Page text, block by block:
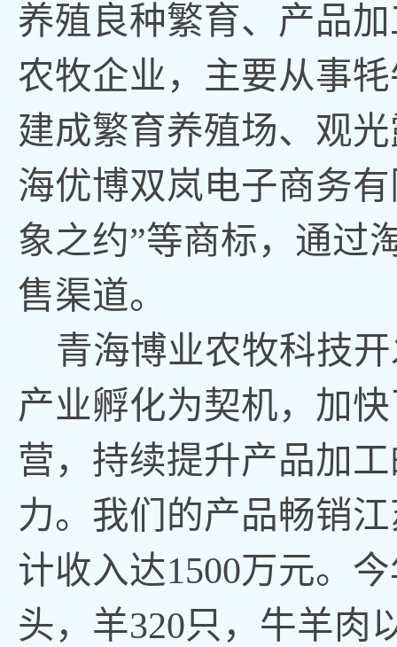
养殖良种繁育、产品
农牧企业，主要从事
建成繁育养殖场、观
海优博双岚电子商务
象之约”等商标，通过
售渠道。
青海博业农牧科技
产业孵化为契机，加
营，持续提升产品加
力。我们的产品畅销
计收入达1500万元。
头，羊320只，牛羊肉